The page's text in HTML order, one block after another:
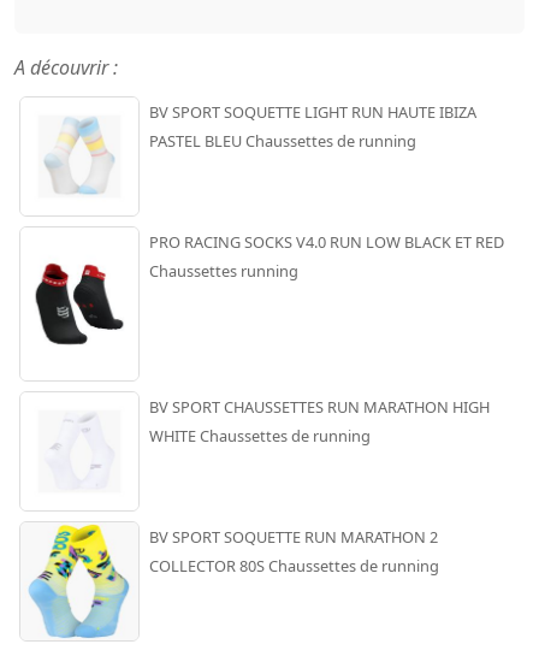
A découvrir :
BV SPORT SOQUETTE LIGHT RUN HAUTE IBIZA
PASTEL BLEU Chaussettes de running
PRO RACING SOCKS V4.0 RUN LOW BLACK ET RED
Chaussettes running
BV SPORT CHAUSSETTES RUN MARATHON HIGH
WHITE Chaussettes de running
BV SPORT SOQUETTE RUN MARATHON 2
COLLECTOR 80S Chaussettes de running